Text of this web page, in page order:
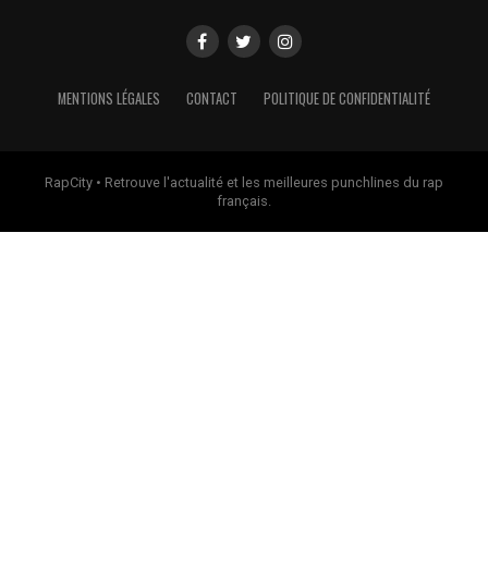
MENTIONS LÉGALES CONTACT POLITIQUE DE CONFIDENTIALITÉ
RapCity • Retrouve l'actualité et les meilleures punchlines du rap
français.